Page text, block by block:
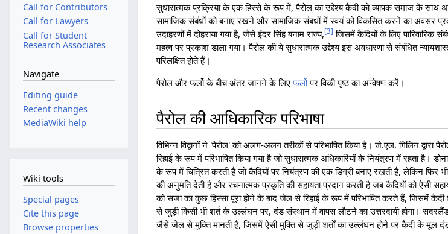
सुधारात्मक प्रक्रिया के एक हिस्से के रूप में, पैरोल का उद्देश्य कैदी को व्यापक समाज के साथ
सामाजिक संबंधों को बनाए रखने और सामाजिक संबंधों में स्वयं को विकसित करने का अवसर
उदाहरणों में दोहराया गया है, जैसे इंदर सिंह बनाम राज्य,[3] जिसमें कैदियों के लिए
महत्व पर प्रकाश डाला गया। पैरोल की ये सुधारात्मक उद्देश्य इस अवधारणा से संबंधित
परिलक्षित होते हैं।
पैरोल और फर्लो के बीच अंतर जानने के लिएफर्लोपर विकी पृष्ठ का अन्वेषण करें।
पैरोल की आधिकारिक परिभाषा
विभिन्न विद्वानों ने 'पैरोल' को अलग-अलग तरीकों से परिभाषित किया है। जे.एल. गिलिन
रिहाई के रूप में परिभाषित किया गया है जो सुधारात्मक अधिकारियों के नियंत्रण में रहता है।
के रूप में चित्रित करती है जो कैदियों पर नियंत्रण की एक डिग्री बनाए रखती है, लेकिन फिर
की अनुमति देती है और रचनात्मक प्रकृति की सहायता प्रदान करती है जब कैदियों को ऐसी
को सजा का कुछ हिस्सा पूरा होने के बाद जेल से रिहाई के रूप में परिभाषित करते हैं, जिसमें
से जुड़ी किसी भी शर्त के उल्लंघन पर, दंड संस्थान में वापस लौटने का उत्तरदायी होगा।
जैसे जेल से मुक्ति मानती है, जिसमें ऐसी मुक्ति से जुड़ी शर्तों का उल्लंघन होने पर कैदी के मूल दंड
Call for Contributors
Call for Lawyers
Call for Student
Research Associates
Navigate
Editing guide
Recent changes
MediaWiki help
Wiki tools
Special pages
Cite this page
Browse properties